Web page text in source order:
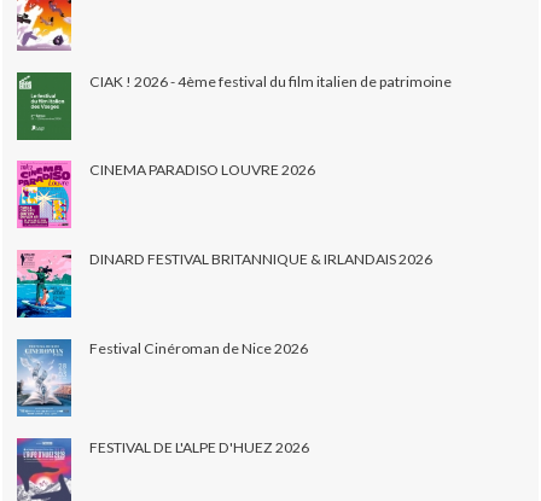
CIAK ! 2026 - 4ème festival du film italien de patrimoine
CINEMA PARADISO LOUVRE 2026
DINARD FESTIVAL BRITANNIQUE & IRLANDAIS 2026
Festival Cinéroman de Nice 2026
FESTIVAL DE L'ALPE D'HUEZ 2026